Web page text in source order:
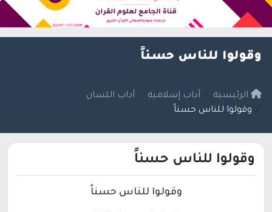
وقولوا للناس حسناً
الرئيسية آداب إسلامية
آداب اللسان
وقولوا للناس حسناً
وقولوا للناس حسناً
وقولوا للناس حسناً